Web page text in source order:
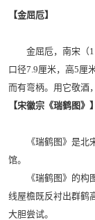
【金屈卮】
金屈卮，南宋（
口径7.9厘米，高5厘
而有弯柄。用它敬酒
【宋徽宗《瑞鹤图》】
《瑞鹤图》是北宋
馆。
《瑞鹤图》的构图
线屋檐既反衬出群鹤
大胆尝试。